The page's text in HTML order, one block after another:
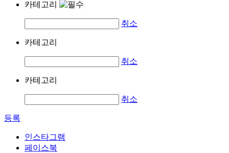
카테고리
취소
카테고리
취소
카테고리
취소
등록
인스타그램
페이스북